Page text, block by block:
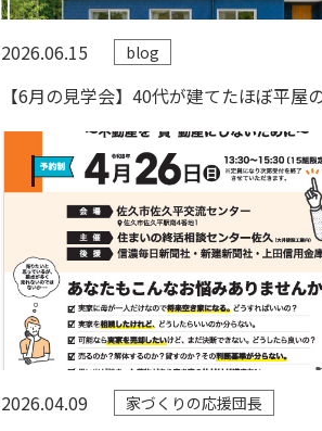
2026.06.15 blog
【6月の見学会】40代が建てたほぼ平屋
2026.04.09 家づくりの応援団長